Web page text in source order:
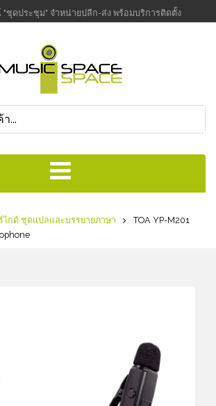
ชุดประชุม" จำหน่ายปลีก-ส่ง พร้อมบริการติดตั้ง
ไกด์ ชุดแปลและบรรยายภาษา
TOA YP-M201